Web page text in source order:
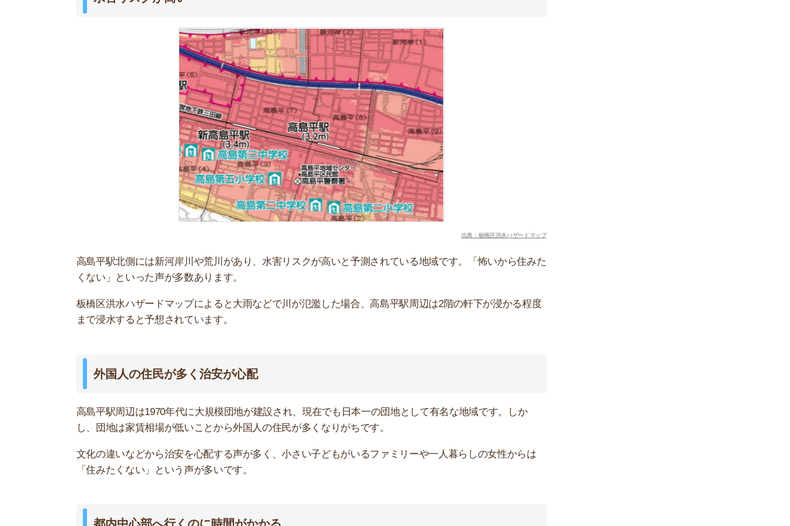
出典：板橋区洪水ハザードマップ
高島平駅北側には新河岸川や荒川があり、水害リスクが高いと予測されている地域です。「怖いから住みた
くない」といった声が多数あります。
板橋区洪水ハザードマップによると大雨などで川が氾濫した場合、高島平駅周辺は2階の軒下が浸かる程度
まで浸水すると予想されています。
外国人の住民が多く治安が心配
高島平駅周辺は1970年代に大規模団地が建設され、現在でも日本一の団地として有名な地域です。しか
し、団地は家賃相場が低いことから外国人の住民が多くなりがちです。
文化の違いなどから治安を心配する声が多く、小さい子どもがいるファミリーや一人暮らしの女性からは
都内中心部へ行くのに時間がかかる
高島平駅は都営三田線が利用できますが、都内主要駅へ行くには乗り換えが必須となります。
高島平駅南側には、首都高速があります。昼夜問わず車が通っているため、騒音や空気の悪さが気になると
いった声がありました。
高速道路の近くに住んでいる人の中には「空気が悪く洗濯物が汚くなるから外に干せない」という口コミも